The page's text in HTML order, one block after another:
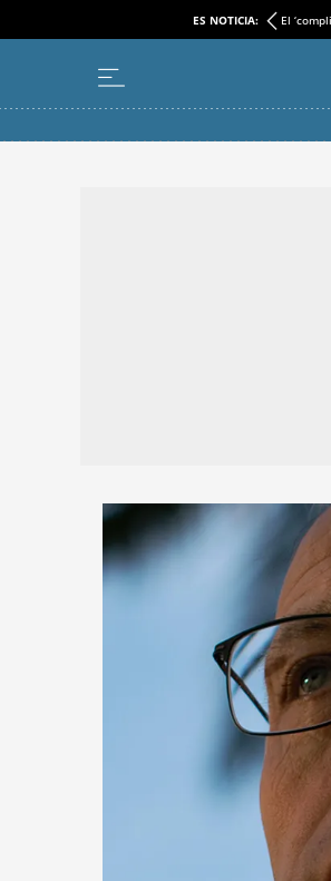
ES NOTICIA: El